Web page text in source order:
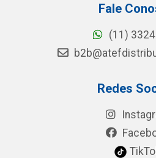
Fale
(11)
Redes